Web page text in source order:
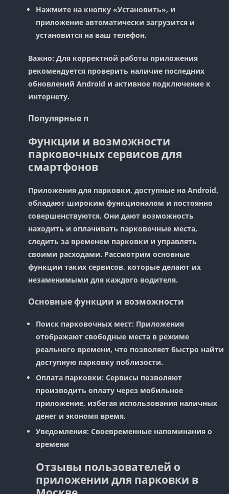
Нажмите на кнопку «Установить», и
приложение автоматически загрузится и
установится на ваш телефон.
Важно: Для корректной работы приложения
рекомендуется проверить наличие последних
обновлений Android и активное подключение к
интернету.
Популярные п
Функции и возможности
парковочных сервисов для
смартфонов
Приложения для парковки, доступные на Android,
обладают широким функционалом и постоянно
совершенствуются. Они дают возможность
находить и оплачивать парковочные места,
следить за временем парковки и управлять
своими расходами. Рассмотрим основные
функции таких сервисов, которые делают их
незаменимыми для каждого водителя.
Основные функции и возможности
Поиск парковочных мест: Приложения
отображают свободные места в режиме
реального времени, что позволяет быстро найти
доступную парковку поблизости.
Оплата парковки: Сервисы позволяют
производить оплату через мобильное
приложение, избегая использования наличных
денег и экономя время.
Уведомления: Своевременные напоминания о
времени
Отзывы пользователей о
приложении для парковки в